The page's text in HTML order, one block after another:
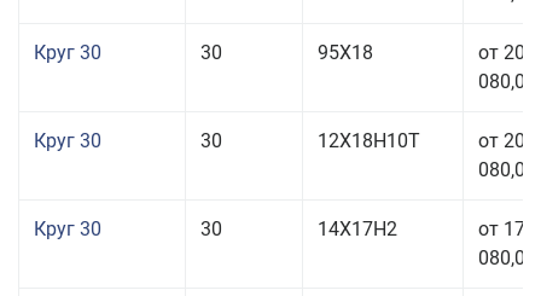
Круг 30 30 95Х18
от 208
080,00
Круг 30 30 12Х18Н10Т
от 208
080,00
Круг 30 30 14Х17Н2
от 177
080,00